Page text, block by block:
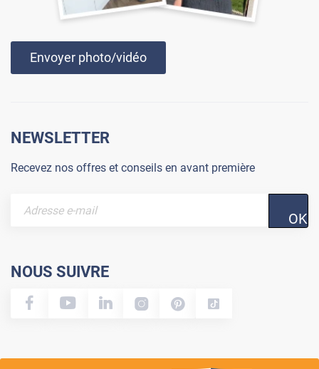
Envoyer photo/vidéo
NEWSLETTER
Recevez nos offres et conseils en avant première
OK
NOUS SUIVRE